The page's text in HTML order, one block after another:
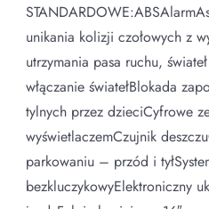
unikania kolizji czołowych z
utrzymania pasa ruchu,
włączanie światełBlokada
tylnych przez dzieciCyfrowe
wyświetlaczemCzujnik
parkowaniu – przód i
bezkluczykowyElektroniczny